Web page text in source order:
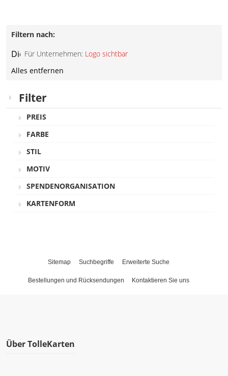
Filtern nach:
Für Unternehmen: Logo sichtbar
Diesen
entfernen
Alles entfernen
Filter
PREIS
FARBE
STIL
MOTIV
SPENDENORGANISATION
KARTENFORM
Sitemap Suchbegriffe Erweiterte Suche
Bestellungen und Rücksendungen Kontaktieren Sie uns
Über TolleKarten